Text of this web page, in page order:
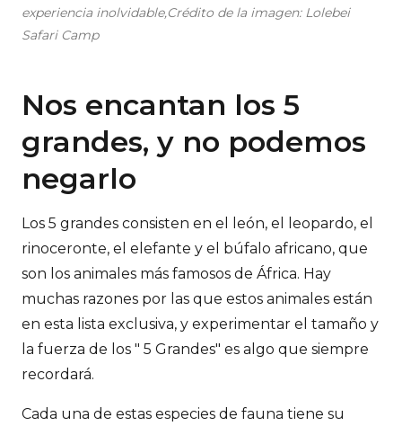
experiencia inolvidable,Crédito de la imagen: Lolebei
Safari Camp
Nos encantan los 5
grandes, y no podemos
negarlo
Los 5 grandes consisten en el león, el leopardo, el
rinoceronte, el elefante y el búfalo africano, que
son los animales más famosos de África. Hay
muchas razones por las que estos animales están
en esta lista exclusiva, y experimentar el tamaño y
la fuerza de los " 5 Grandes" es algo que siempre
recordará.
Cada una de estas especies de fauna tiene su